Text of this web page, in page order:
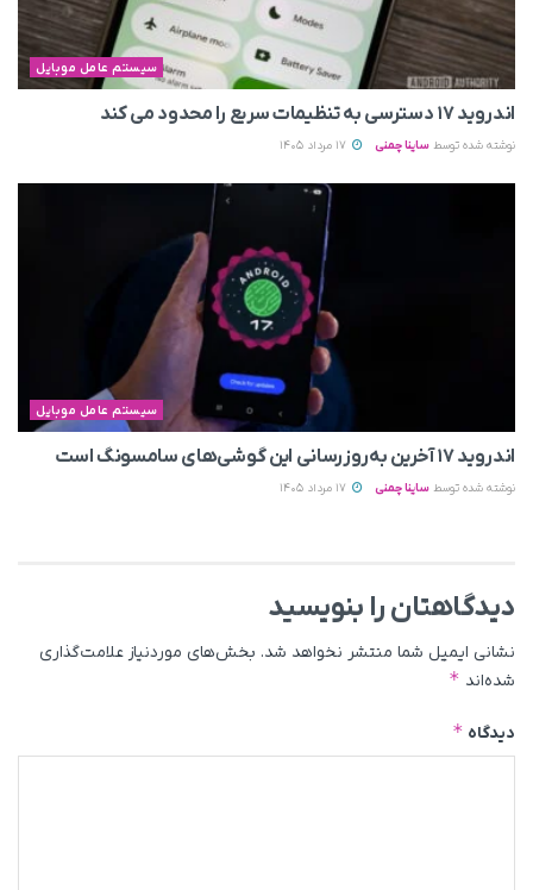
سیستم عامل موبایل
اندروید ۱۷ دسترسی به تنظیمات سریع را محدود می‌ کند
نوشته شده توسط ساینا چمنی
سیستم عامل موبایل
اندروید ۱۷ آخرین به‌روزرسانی این گوشی‌های سامسونگ است
نوشته شده توسط ساینا چمنی
دیدگاهتان را بنویسید
نشانی ایمیل شما منتشر نخواهد شد. بخش‌های موردنیاز علامت‌گذاری
شده‌اند *
دیدگاه *